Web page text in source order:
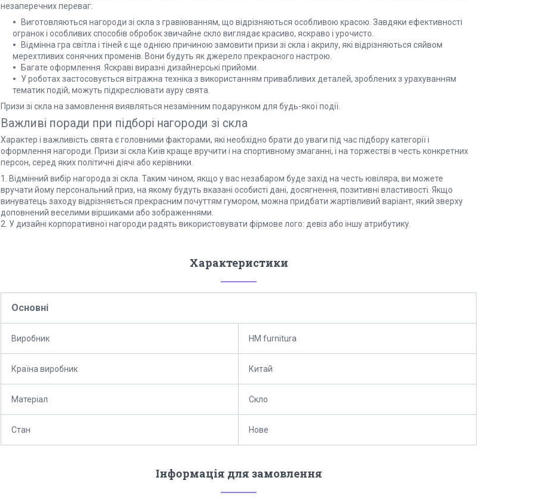
незаперечних переваг:
Виготовляються нагороди зі скла з гравіюванням, що відрізняються особливою красою. Завдяки ефективності
огранок і особливих способів обробок звичайне скло виглядає красиво, яскраво і урочисто.
Відмінна гра світла і тіней є ще однією причиною замовити призи зі скла і акрилу, які відрізняються сяйвом
мерехтливих сонячних променів. Вони будуть як джерело прекрасного настрою.
Багате оформлення. Яскраві виразні дизайнерські прийоми.
У роботах застосовується вітражна техніка з використанням привабливих деталей, зроблених з урахуванням
тематик подій, можуть підкреслювати ауру свята.
Призи зі скла на замовлення виявляться незамінним подарунком для будь-якої події.
Важливі поради при підборі нагороди зі скла
Характер і важливість свята є головними факторами, які необхідно брати до уваги під час підбору категорії і
оформлення нагороди. Призи зі скла Київ краще вручити і на спортивному змаганні, і на торжестві в честь конкретних
персон, серед яких політичні діячі або керівники.
1. Відмінний вибір нагорода зі скла. Таким чином, якщо у вас незабаром буде захід на честь ювіляра, ви можете
вручати йому персональний приз, на якому будуть вказані особисті дані, досягнення, позитивні властивості. Якщо
винуватець заходу відрізняється прекрасним почуттям гумором, можна придбати жартівливий варіант, який зверху
доповнений веселими віршиками або зображеннями.
2. У дизайні корпоративної нагороди радять використовувати фірмове лого: девіз або іншу атрибутику.
Характеристики
Основні
Виробник HM furnitura
Країна виробник Китай
Матеріал Скло
Стан Нове
Інформація для замовлення